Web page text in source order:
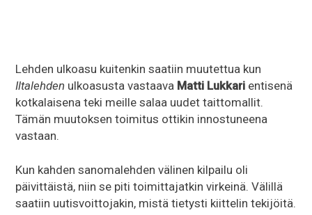
Lehden ulkoasu kuitenkin saatiin muutettua kun
Iltalehden ulkoasusta vastaava Matti Lukkari entisenä
kotkalaisena teki meille salaa uudet taittomallit.
Tämän muutoksen toimitus ottikin innostuneena
vastaan.
Kun kahden sanomalehden välinen kilpailu oli
päivittäistä, niin se piti toimittajatkin virkeinä. Välillä
saatiin uutisvoittojakin, mistä tietysti kiittelin tekijöitä.